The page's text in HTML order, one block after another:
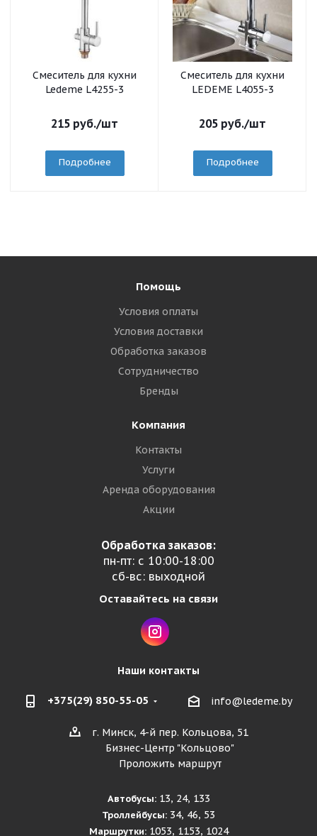
Смеситель для кухни
Ledeme L4255-3
215 руб./шт
Подробнее
Смеситель для кухни
LEDEME L4055-3
205 руб./шт
Подробнее
Помощь
Условия оплаты
Условия доставки
Обработка заказов
Сотрудничество
Бренды
Компания
Контакты
Услуги
Аренда оборудования
Акции
Обработка заказов:
пн-пт: с 10:00-18:00
сб-вс: выходной
Оставайтесь на связи
Наши контакты
+375(29) 850-55-05 info@ledeme.by
г. Минск, 4-й пер. Кольцова, 51
Бизнес-Центр "Кольцово"
Проложить маршрут
Автобусы:13, 24, 133
Троллейбусы: 34, 46, 53
Маршрутки:1053, 1153, 1024